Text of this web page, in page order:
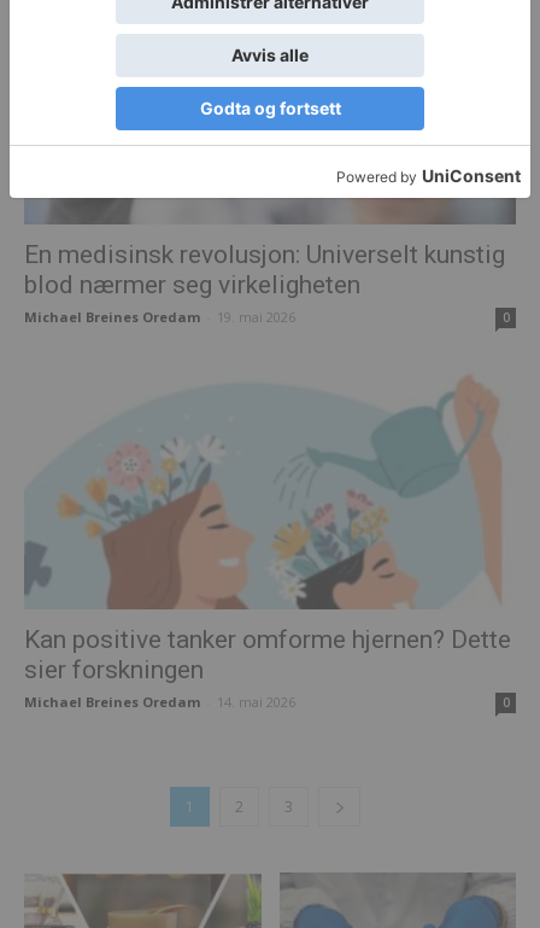
En medisinsk revolusjon: Universelt kunstig
blod nærmer seg virkeligheten
Michael Breines Oredam 19. mai 2026 0
Kan positive tanker omforme hjernen? Dette
sier forskningen
Michael Breines Oredam 14. mai 2026 0
1 2 3